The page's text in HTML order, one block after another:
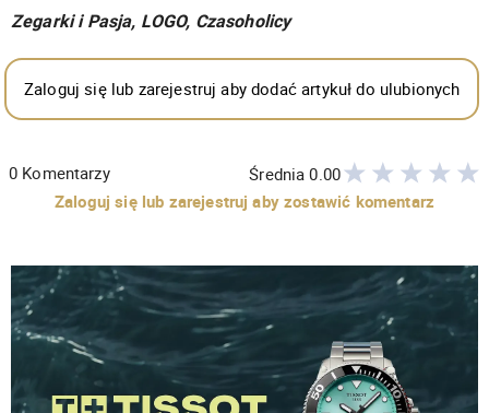
Zegarki i Pasja, LOGO, Czasoholicy
Zaloguj się lub zarejestruj aby dodać artykuł do ulubionych
0 Komentarzy Średnia0.00
Zaloguj się lub zarejestruj aby zostawić komentarz